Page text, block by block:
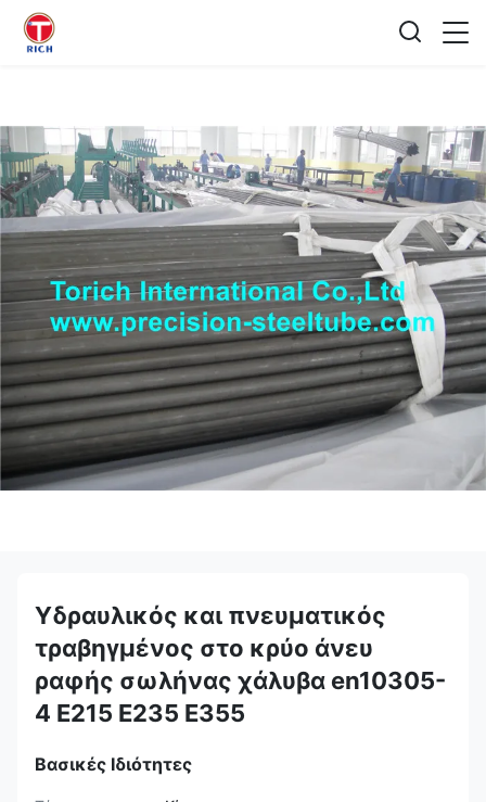
Υδραυλικός και πνευματικός
τραβηγμένος στο κρύο άνευ
ραφής σωλήνας χάλυβα en10305-
4 E215 E235 E355
Βασικές Ιδιότητες